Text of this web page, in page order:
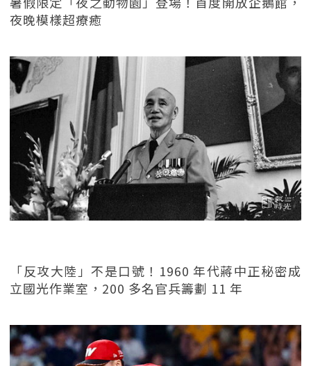
夜晚模樣超療癒
「反攻大陸」不是口號！1960 年代蔣中正秘密成
立國光作業室，200 多名官兵籌劃 11 年